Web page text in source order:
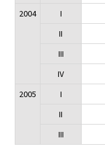
2004
I
II
III
IV
2005
I
II
III